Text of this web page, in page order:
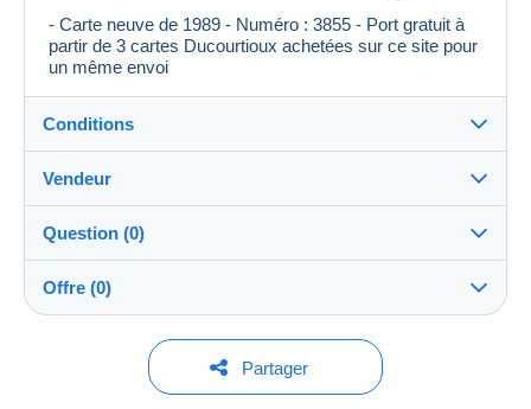
- Carte neuve de 1989 - Numéro : 3855 - Port gratuit à
partir de 3 cartes Ducourtioux achetées sur ce site pour
un même envoi
Conditions
Destination :
Voir la liste des pays
Expédition :
Envoi après paiement
A charge de l'acheteur
Méthodes de paiement :
Vendeur
ronsard72100%(5646x)
Boutique
Membre depuis le :
Question (0)
Pour poser une question, vous devez ouvrir
une session.
Offre (0)
Aucune offre pour le moment.
Partager